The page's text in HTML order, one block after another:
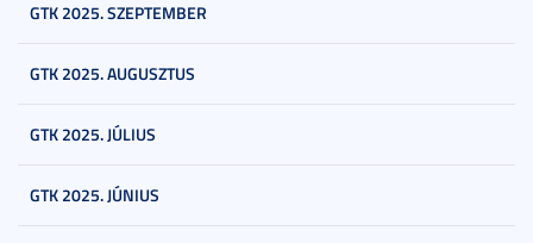
GTK 2025. SZEPTEMBER
GTK 2025. AUGUSZTUS
GTK 2025. JÚLIUS
GTK 2025. JÚNIUS